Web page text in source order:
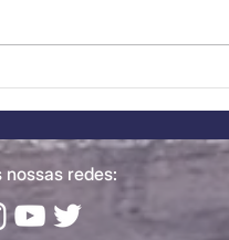
redes: